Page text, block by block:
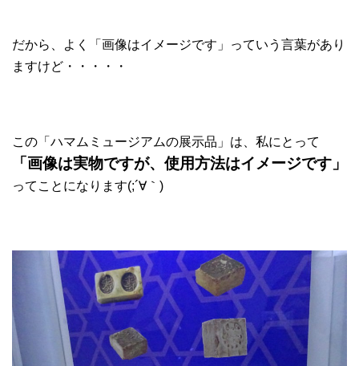
だから、よく「画像はイメージです」っていう言葉があり
ますけど・・・・・
この「ハマムミュージアムの展示品」は、私にとって
「画像は実物ですが、使用方法はイメージです」
ってことになります(;´∀｀)